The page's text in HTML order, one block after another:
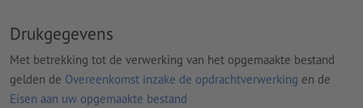
Drukgegevens
Met betrekking tot de verwerking van het opgemaakte bestand
gelden de Overeenkomst inzake de opdrachtverwerking en de
Eisen aan uw opgemaakte bestand